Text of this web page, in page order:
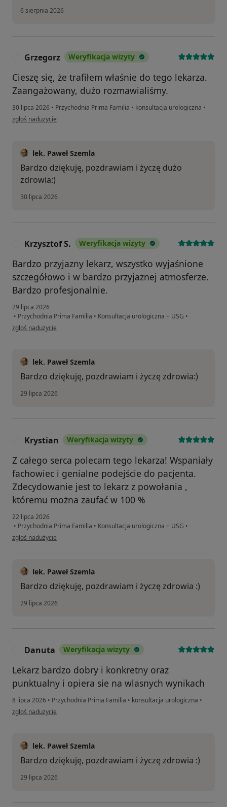
6 sierpnia 2026
Grzegorz Weryfikacja wizyty
Cieszę się, że trafiłem właśnie do tego lekarza.
Zaangażowany, dużo rozmawialiśmy.
30 lipca 2026 • Przychodnia Prima Familia • konsultacja urologiczna •
w opinii użytkownika Grzegorz
zgłoś nadużycie
lek. Paweł Szemla
Bardzo dziękuję, pozdrawiam i życzę dużo
zdrowia:)
30 lipca 2026
Krzysztof S. Weryfikacja wizyty
Bardzo przyjazny lekarz, wszystko wyjaśnione
szczegółowo i w bardzo przyjaznej atmosferze.
Bardzo profesjonalnie.
29 lipca 2026
• Przychodnia Prima Familia • Konsultacja urologiczna + USG •
w opinii użytkownika Krzysztof S.
zgłoś nadużycie
lek. Paweł Szemla
Bardzo dziękuję, pozdrawiam i życzę zdrowia:)
29 lipca 2026
Krystian Weryfikacja wizyty
Z całego serca polecam tego lekarza! Wspaniały
fachowiec i genialne podejście do pacjenta.
Zdecydowanie jest to lekarz z powołania ,
któremu można zaufać w 100 %
22 lipca 2026
• Przychodnia Prima Familia • Konsultacja urologiczna + USG •
w opinii użytkownika Krystian
zgłoś nadużycie
lek. Paweł Szemla
Bardzo dziękuję, pozdrawiam i życzę zdrowia :)
29 lipca 2026
Danuta Weryfikacja wizyty
Lekarz bardzo dobry i konkretny oraz
punktualny i opiera sie na wlasnych wynikach
8 lipca 2026 • Przychodnia Prima Familia • konsultacja urologiczna •
w opinii użytkownika Danuta
zgłoś nadużycie
lek. Paweł Szemla
Bardzo dziękuję, pozdrawiam i życzę zdrowia :)
29 lipca 2026